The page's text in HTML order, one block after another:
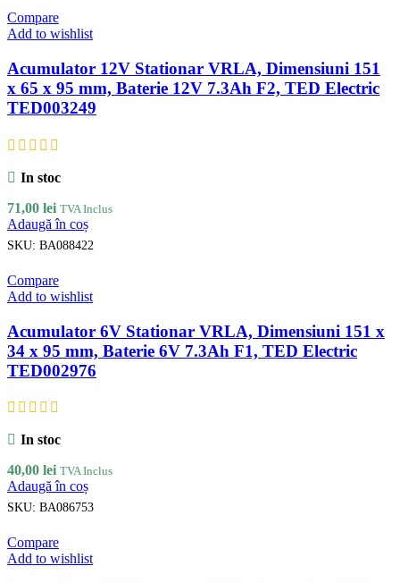
Compare
Add to wishlist
Acumulator 12V Stationar VRLA, Dimensiuni 151
x 65 x 95 mm, Baterie 12V 7.3Ah F2, TED Electric
TED003249
In stoc
71,00 lei TVA Inclus
Adaugă în coș
SKU: BA088422
Compare
Add to wishlist
Acumulator 6V Stationar VRLA, Dimensiuni 151 x
34 x 95 mm, Baterie 6V 7.3Ah F1, TED Electric
TED002976
In stoc
40,00 lei TVA Inclus
Adaugă în coș
SKU: BA086753
Compare
Add to wishlist